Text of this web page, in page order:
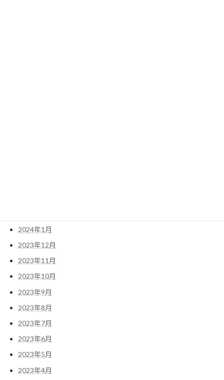
2024年1月
2023年12月
2023年11月
2023年10月
2023年9月
2023年8月
2023年7月
2023年6月
2023年5月
2023年4月